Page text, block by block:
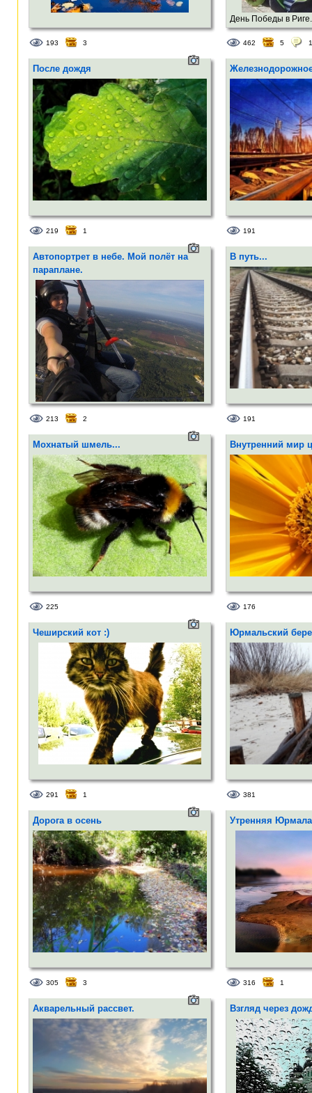
193 3
День Победы в
462 5 1
После дождя
219 1 191
Автопортрет в небе. Мой полёт на
параплане.
213 2
В путь...
191
Мохнатый шмель...
225
Внутренний мир
176
Чеширский кот :)
291 1
Юрмальский
381
Дорога в осень
305 3
Утренняя Юрмала
316 1
Акварельный рассвет. Взгляд через